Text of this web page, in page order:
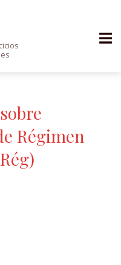
Régimen